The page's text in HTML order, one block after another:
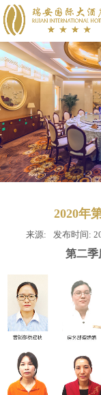
2020年
来源: 发布时间:
第二季